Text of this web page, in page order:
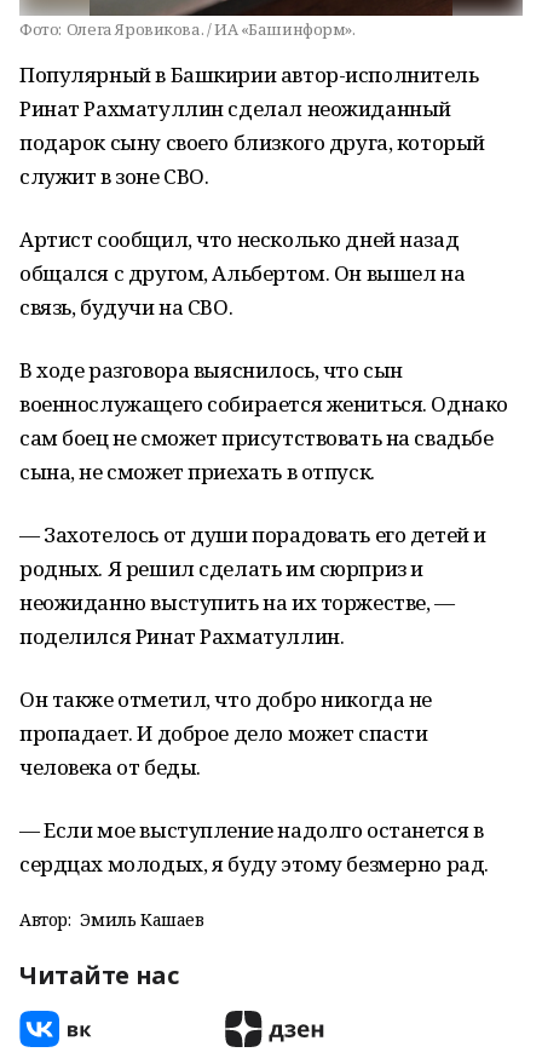
Фото: Олега Яровикова. / ИА «Башинформ».
Популярный в Башкирии автор-исполнитель
Ринат Рахматуллин сделал неожиданный
подарок сыну своего близкого друга, который
служит в зоне СВО.
Артист сообщил, что несколько дней назад
общался с другом, Альбертом. Он вышел на
связь, будучи на СВО.
В ходе разговора выяснилось, что сын
военнослужащего собирается жениться. Однако
сам боец не сможет присутствовать на свадьбе
сына, не сможет приехать в отпуск.
— Захотелось от души порадовать его детей и
родных. Я решил сделать им сюрприз и
неожиданно выступить на их торжестве, —
поделился Ринат Рахматуллин.
Он также отметил, что добро никогда не
пропадает. И доброе дело может спасти
человека от беды.
— Если мое выступление надолго останется в
сердцах молодых, я буду этому безмерно рад.
Автор: Эмиль Кашаев
Читайте нас